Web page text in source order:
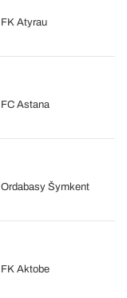
FK Atyrau
FC Astana
Ordabasy Šymkent
FK Aktobe